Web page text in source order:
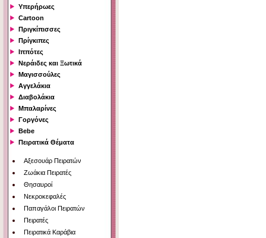
Υπερήρωες
Cartoon
Πριγκίπισσες
Πρίγκιπες
Ιππότες
Νεράιδες και Ξωτικά
Μαγισσούλες
Αγγελάκια
Διαβολάκια
Μπαλαρίνες
Γοργόνες
Bebe
Πειρατικά Θέματα
Αξεσουάρ Πειρατών
Ζωάκια Πειρατές
Θησαυροί
Νεκροκεφαλές
Παπαγάλοι Πειρατών
Πειρατές
Πειρατικά Καράβια